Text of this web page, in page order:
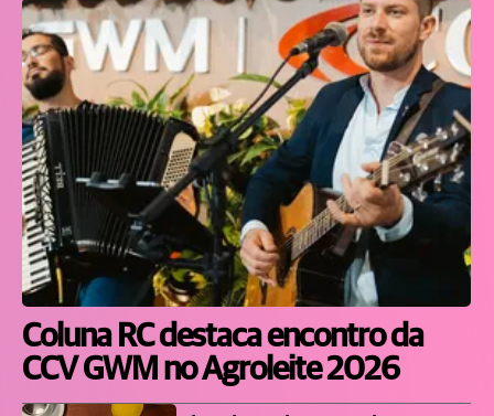
Coluna RC destaca encontro da
CCV GWM no Agroleite 2026